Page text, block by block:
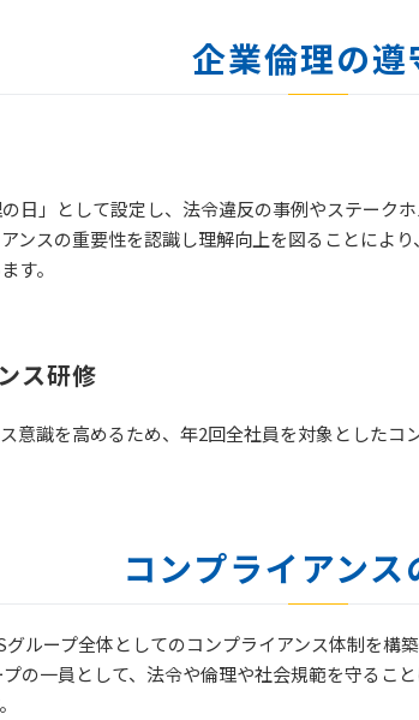
企業倫理の遵
日」として設定し、法令違反の事例やステーク
ンスの重要性を認識し理解向上を図ることによ
す。
ス研修
意識を高めるため、年2回全社員を対象としたコ
コンプライアンス
ループ全体としてのコンプライアンス体制を構築
の一員として、法令や倫理や社会規範を守るこ